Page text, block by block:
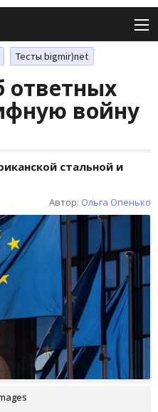
Тесты bigmir)net
ответных
войну
стальной и
Автор: Ольга Опенько